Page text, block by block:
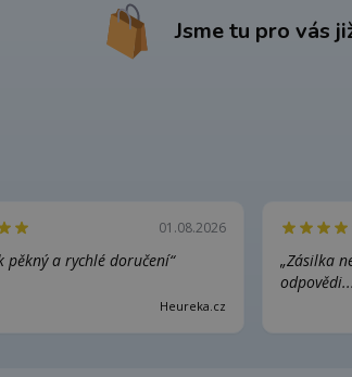
Jsme tu pro vás
01.08.2026
pěkný a rychlé doručení“
Heureka.cz
„Zásilka